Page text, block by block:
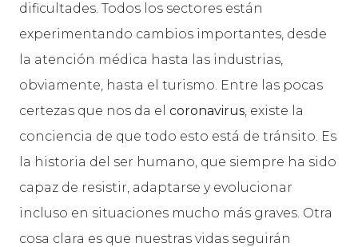
dificultades. Todos los sectores están
experimentando cambios importantes, desde
la atención médica hasta las industrias,
obviamente, hasta el turismo. Entre las pocas
certezas que nos da el coronavirus, existe la
conciencia de que todo esto está de tránsito. Es
la historia del ser humano, que siempre ha sido
capaz de resistir, adaptarse y evolucionar
incluso en situaciones mucho más graves. Otra
cosa clara es que nuestras vidas seguirán